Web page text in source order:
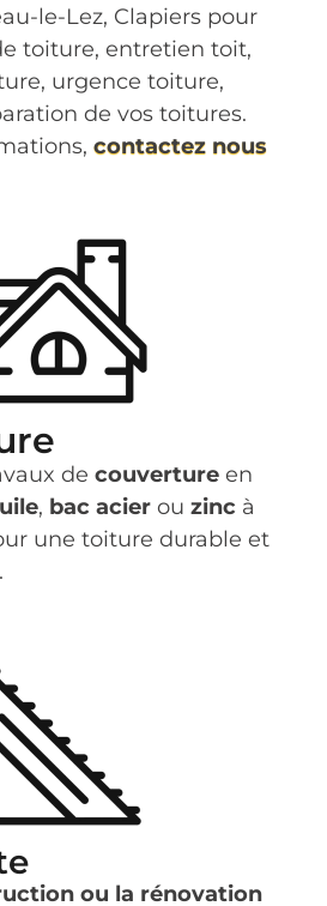
le-Lez, Clapiers pour
toiture, entretien toit,
urgence toiture,
de vos toitures.
contactez nous
decouverture en
, bac acier ouzinc à
une toiture durable et
ou la rénovation